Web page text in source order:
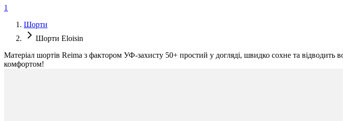
1
Шорти
Шорти Eloisin
Матеріал шортів Reima з фактором УФ-захисту 50+ простий у догляді, швидко сохне та відводить
комфортом!